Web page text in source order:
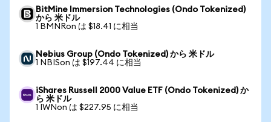
BitMine Immersion Technologies (Ondo Tokenized)
から 米ドル
1 BMNRon は $18.41 に相当
Nebius Group (Ondo Tokenized) から 米ドル
1 NBISon は $197.44 に相当
iShares Russell 2000 Value ETF (Ondo Tokenized) か
ら 米ドル
1 IWNon は $227.95 に相当